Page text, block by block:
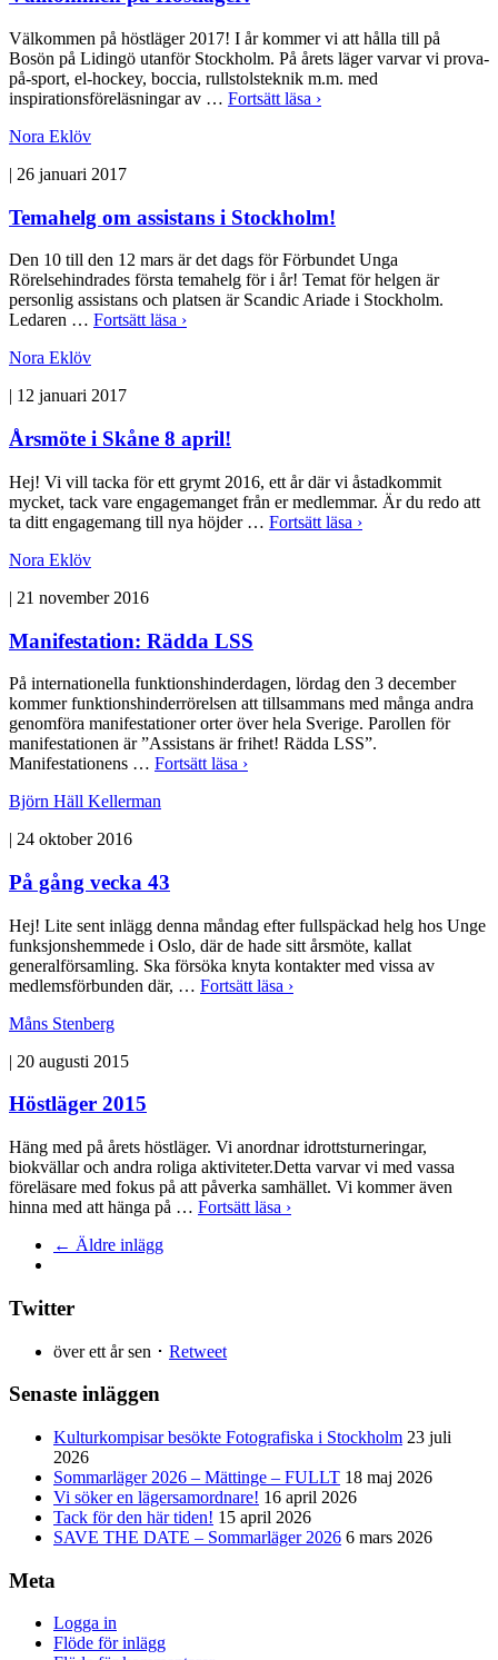
Välkommen på höstläger 2017! I år kommer vi att hålla till på
Bosön på Lidingö utanför Stockholm. På årets läger varvar vi prova-
på-sport, el-hockey, boccia, rullstolsteknik m.m. med
inspirationsföreläsningar av … Fortsätt läsa ›
Nora Eklöv
| 26 januari 2017
Temahelg om assistans i Stockholm!
Den 10 till den 12 mars är det dags för Förbundet Unga
Rörelsehindrades första temahelg för i år! Temat för helgen är
personlig assistans och platsen är Scandic Ariade i Stockholm.
Ledaren … Fortsätt läsa ›
Nora Eklöv
| 12 januari 2017
Årsmöte i Skåne 8 april!
Hej! Vi vill tacka för ett grymt 2016, ett år där vi åstadkommit
mycket, tack vare engagemanget från er medlemmar. Är du redo att
ta ditt engagemang till nya höjder … Fortsätt läsa ›
Nora Eklöv
| 21 november 2016
Manifestation: Rädda LSS
På internationella funktionshinderdagen, lördag den 3 december
kommer funktionshinderrörelsen att tillsammans med många andra
genomföra manifestationer orter över hela Sverige. Parollen för
manifestationen är ”Assistans är frihet! Rädda LSS”.
Manifestationens … Fortsätt läsa ›
Björn Häll Kellerman
| 24 oktober 2016
På gång vecka 43
Hej! Lite sent inlägg denna måndag efter fullspäckad helg hos Unge
funksjonshemmede i Oslo, där de hade sitt årsmöte, kallat
generalförsamling. Ska försöka knyta kontakter med vissa av
medlemsförbunden där, … Fortsätt läsa ›
Måns Stenberg
| 20 augusti 2015
Höstläger 2015
Häng med på årets höstläger. Vi anordnar idrottsturneringar,
biokvällar och andra roliga aktiviteter.Detta varvar vi med vassa
föreläsare med fokus på att påverka samhället. Vi kommer även
hinna med att hänga på … Fortsätt läsa ›
← Äldre inlägg
Twitter
över ett år sen ･ Retweet
Senaste inläggen
Kulturkompisar besökte Fotografiska i Stockholm 23 juli
2026
Sommarläger 2026 – Mättinge – FULLT 18 maj 2026
Vi söker en lägersamordnare! 16 april 2026
Tack för den här tiden! 15 april 2026
SAVE THE DATE – Sommarläger 2026 6 mars 2026
Meta
Logga in
Flöde för inlägg